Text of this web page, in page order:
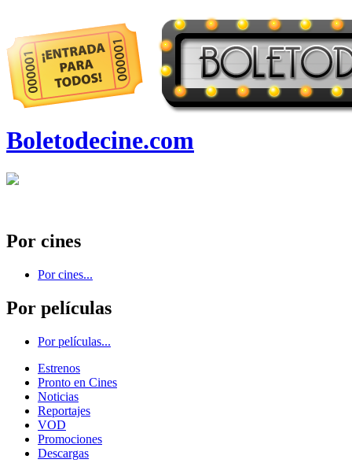
Boletodecine.com
Por cines
Por cines...
Por películas
Por películas...
Estrenos
Pronto en Cines
Noticias
Reportajes
VOD
Promociones
Descargas